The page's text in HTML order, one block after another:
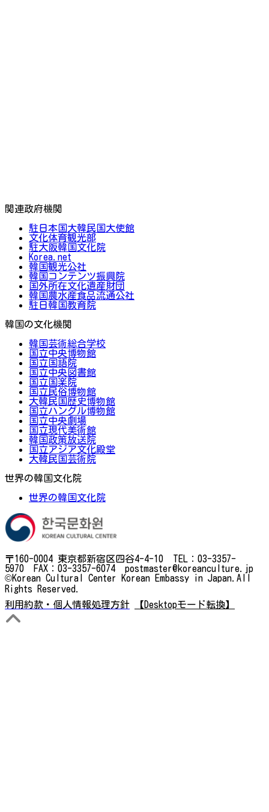
関連政府機関
駐日本国大韓民国大使館
文化体育観光部
駐大阪韓国文化院
Korea.net
韓国観光公社
韓国コンテンツ振興院
国外所在文化遺産財団
韓国農水産食品流通公社
駐日韓国教育院
韓国の文化機関
韓国芸術総合学校
国立中央博物館
国立国語院
国立中央図書館
国立国楽院
国立民俗博物館
大韓民国歴史博物館
国立ハングル博物館
国立中央劇場
国立現代美術館
韓国政策放送院
国立アジア文化殿堂
大韓民国芸術院
世界の韓国文化院
世界の韓国文化院
〒160-0004 東京都新宿区四谷4-4-10 TEL：03-3357-
5970 FAX：03-3357-6074 postmaster@koreanculture.jp
©Korean Cultural Center Korean Embassy in Japan.All
Rights Reserved.
利用約款・個人情報処理方針
【Desktopモード転換】